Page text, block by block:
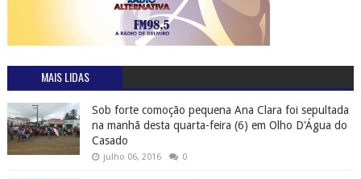
MAIS LIDAS
Sob forte comoção pequena Ana Clara foi sepultada
na manhã desta quarta-feira (6) em Olho D'Água do
Casado
julho 06, 2016 0